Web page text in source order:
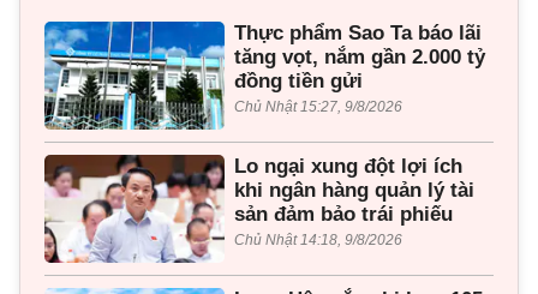
Thực phẩm Sao Ta báo lãi
tăng vọt, nắm gần 2.000 tỷ
đồng tiền gửi
Chủ Nhật 15:27, 9/8/2026
Lo ngại xung đột lợi ích
khi ngân hàng quản lý tài
sản đảm bảo trái phiếu
Chủ Nhật 14:18, 9/8/2026